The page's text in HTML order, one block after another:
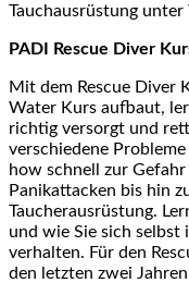
Tauchausrüstung unter
PADI Rescue Diver
Mit dem Rescue Diver
Water Kurs aufbaut,
richtig versorgt und
verschiedene
how schnell zur
Panikattacken bis hin
Taucherausrüstung.
und wie Sie sich selbst
verhalten. Für den
den letzten zwei